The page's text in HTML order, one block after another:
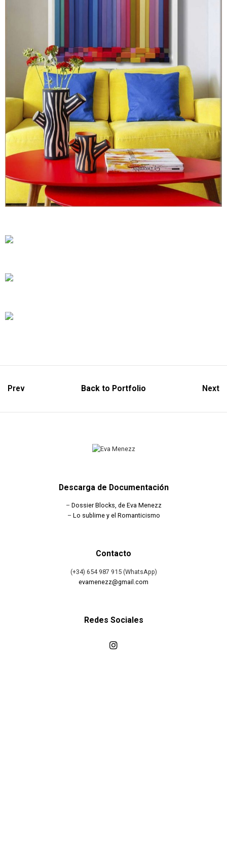
Prev Back to Portfolio Next
Descarga de Documentación
– Dossier Blocks, de Eva Menezz
– Lo sublime y el Romanticismo
Contacto
(+34) 654 987 915 (WhatsApp)
evamenezz@gmail.com
Redes Sociales